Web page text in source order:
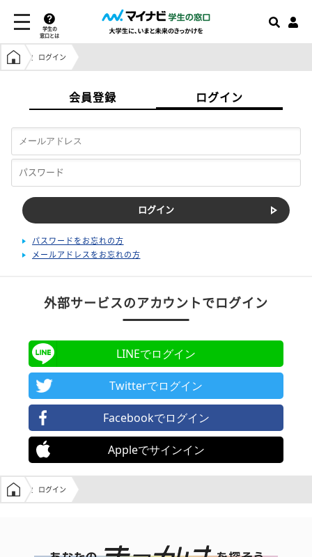
学生の
窓口とは
学生の窓口トップ
ログイン
会員登録 ログイン
パスワードをお忘れの方
メールアドレスをお忘れの方
外部サービスのアカウントでログイン
LINEでログイン
Twitterでログイン
Facebookでログイン
Appleでサインイン
学生の窓口トップ
ログイン